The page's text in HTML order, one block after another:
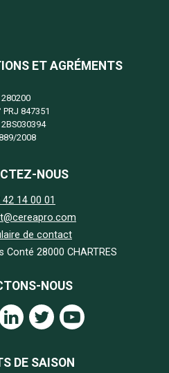
ET AGRÉMENTS
280200
PRJ 847351
2BS030394
2008
NOUS
42 14 00 01
de contact
Conté 28000 CHARTRES
NOUS
DE SAISON